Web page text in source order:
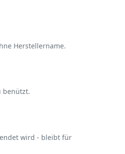
Herstellername.
benützt.
wird - bleibt für